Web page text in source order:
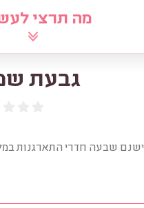
מה תרצי
לוח
גבעת
ישנם שבעה חדרי התארגנות